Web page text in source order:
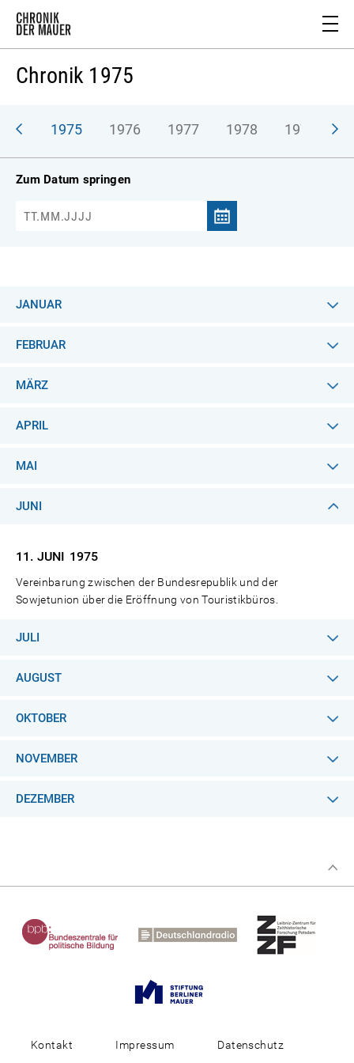
Chronik 1975
1975 1976 1977 1978 1979
Zum Datum springen
JANUAR
FEBRUAR
MÄRZ
APRIL
MAI
JUNI
11. JUNI 1975
Vereinbarung zwischen der Bundesrepublik und der
Sowjetunion über die Eröffnung von Touristikbüros.
JULI
AUGUST
OKTOBER
NOVEMBER
DEZEMBER
Kontakt Impressum Datenschutz